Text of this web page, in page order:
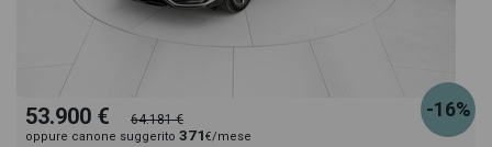
-16%
53.900 € 64.181 €
oppure canone suggerito 371€/mese